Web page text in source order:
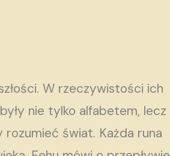
W rzeczywistości ich
nie tylko alfabetem, lecz
świat. Każda runa